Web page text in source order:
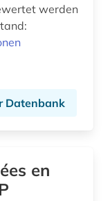
werden
Datenbank
en